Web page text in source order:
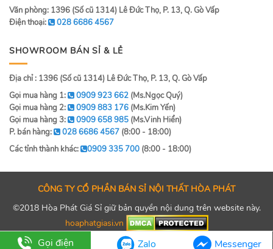
Văn phòng: 1396 (Số cũ 1314) Lê Đức Thọ, P. 13, Q. Gò Vấp
Điện thoại:
028 6686 4567
SHOWROOM BÁN SỈ & LẺ
Địa chỉ : 1396 (Số cũ 1314) Lê Đức Thọ, P. 13, Q. Gò Vấp
Gọi mua hàng 1:
0909 923 662 (Ms.Ngọc Quý)
Gọi mua hàng 2:
0909 883 176 (Ms.Kim Yến)
Gọi mua hàng 3:
0909 658 985 (Ms.Vinh Hiển)
P. bán hàng:
028 6686 4567 (8:00 - 18:00)
Các tỉnh thành khác:
0909 335 700 (8:00 - 18:00)
CÔNG TY CỔ PHẦN BÁN SỈ NỘI THẤT HÒA PHÁT
©2018 Hòa Phát Giá Sỉ giữ bản quyền nội dung trên website này.
hoaphatgiasi.vn
Gọi điện Zalo Messenger